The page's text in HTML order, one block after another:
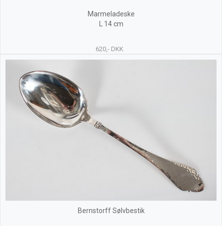
Marmeladeske
L 14 cm
620,- DKK
Bernstorff Sølvbestik